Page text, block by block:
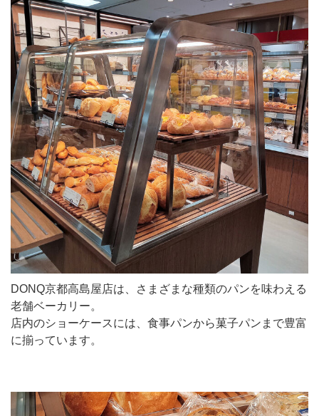
DONQ京都高島屋店は、さまざまな種類のパンを味わえる
老舗ベーカリー。
店内のショーケースには、食事パンから菓子パンまで豊富
に揃っています。